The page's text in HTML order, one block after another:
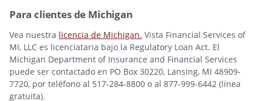
Para clientes de Michigan
Vea nuestra licencia de Michigan. Vista Financial Services of
MI, LLC es licenciataria bajo la Regulatory Loan Act. El
Michigan Department of Insurance and Financial Services
puede ser contactado en PO Box 30220, Lansing, MI 48909-
7720, por teléfono al 517-284-8800 o al 877-999-6442 (línea
gratuita).